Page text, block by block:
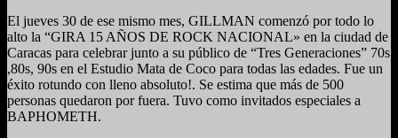
El jueves 30 de ese mismo mes, GILLMAN comenzó por todo lo
alto la “GIRA 15 AÑOS DE ROCK NACIONAL» en la ciudad de
Caracas para celebrar junto a su público de “Tres Generaciones” 70s
,80s, 90s en el Estudio Mata de Coco para todas las edades. Fue un
éxito rotundo con lleno absoluto!. Se estima que más de 500
personas quedaron por fuera. Tuvo como invitados especiales a
BAPHOMETH.